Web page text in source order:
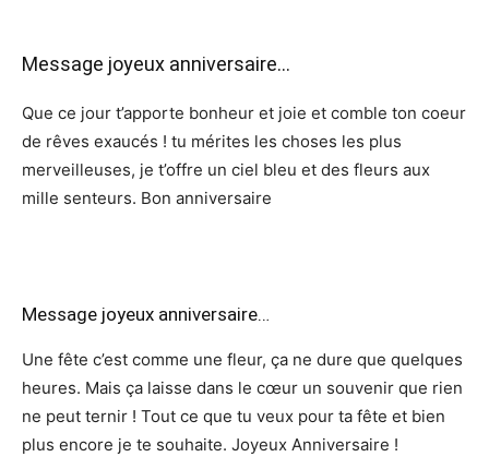
Message joyeux anniversaire…
Que ce jour t’apporte bonheur et joie et comble ton coeur
de rêves exaucés ! tu mérites les choses les plus
merveilleuses, je t’offre un ciel bleu et des fleurs aux
mille senteurs. Bon anniversaire
Message joyeux anniversaire…
Une fête c’est comme une fleur, ça ne dure que quelques
heures. Mais ça laisse dans le cœur un souvenir que rien
ne peut ternir ! Tout ce que tu veux pour ta fête et bien
plus encore je te souhaite. Joyeux Anniversaire !